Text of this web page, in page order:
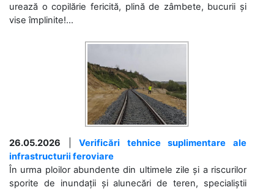
urează o copilărie fericită, plină de zâmbete, bucurii și
vise împlinite!...
26.05.2026 |Verificări tehnice suplimentare ale
infrastructurii feroviare
În urma ploilor abundente din ultimele zile și a riscurilor
sporite de inundații și alunecări de teren, specialiștii